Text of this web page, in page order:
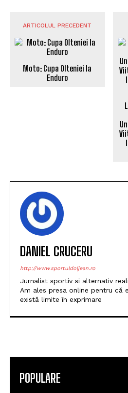
ARTICOLUL PRECEDENT
Moto: Cupa Olteniei la
Enduro
DANIEL CRUCERU
http://www.sportuldoljean.ro
Jurnalist sportiv si alternativ
Am ales presa online pentru că
există limite în exprimare
POPULARE